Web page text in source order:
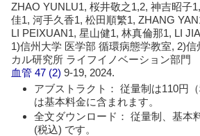
ZHAO YUNLU1, 桜井敬之1,2, 神吉昭子
佳1, 河手久香1, 松田順繁1, ZHANG
LI PEIXUAN1, 星山健1, 林真倫那1, LI
1)信州大学 医学部 循環病態学教室, 2)信
カル研究所 ライフイノベーション部門
血管 47 (2)9-19, 2024.
アブストラクト： 従量制は110円
は基本料金に含まれます。
全文ダウンロード： 従量制、基本
(税込) です。